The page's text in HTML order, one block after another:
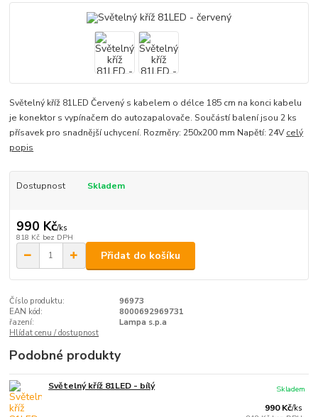
Světelný kříž 81LED Červený s kabelem o délce 185 cm na konci kabelu
je konektor s vypínačem do autozapalovače. Součástí balení jsou 2 ks
přísavek pro snadnější uchycení. Rozměry: 250x200 mm Napětí: 24Vcelý
popis
Dostupnost Skladem
990 Kč/ks
818 Kč bez DPH
Přidat do košíku
Číslo produktu:
96973
EAN kód:
8000692969731
řazení:
Lampa s.p.a
Hlídat cenu / dostupnost
Podobné produkty
Světelný kříž 81LED - bílý
990 Kč/ks
Skladem